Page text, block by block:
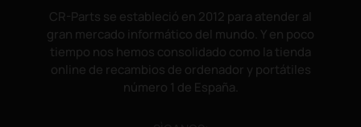
CR-Parts se estableció en 2012 para atender al
gran mercado informático del mundo. Y en poco
tiempo nos hemos consolidado como la tienda
online de recambios de ordenador y portátiles
número 1 de España.